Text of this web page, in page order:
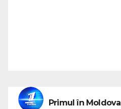
Primul în Moldova